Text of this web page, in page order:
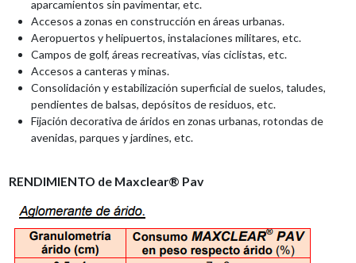
aparcamientos sin pavimentar, etc.
Accesos a zonas en construcción en áreas urbanas.
Aeropuertos y helipuertos, instalaciones militares, etc.
Campos de golf, áreas recreativas, vías ciclistas, etc.
Accesos a canteras y minas.
Consolidación y estabilización superficial de suelos, taludes,
pendientes de balsas, depósitos de residuos, etc.
Fijación decorativa de áridos en zonas urbanas, rotondas de
avenidas, parques y jardines, etc.
RENDIMIENTO de Maxclear® Pav